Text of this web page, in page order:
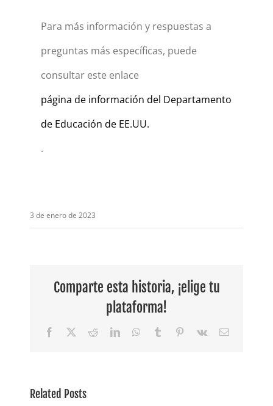
Para más información y respuestas a
preguntas más específicas, puede
consultar este enlace
página de información del Departamento
de Educación de EE.UU.
.
3 de enero de 2023
Comparte esta historia, ¡elige tu
plataforma!
Facebook RedditLinkedInWhatsApp
Tumblr Pinterest
Vk Email
Related Postsdestacada: